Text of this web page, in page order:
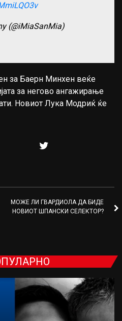
(@iMiaSanMia)
за Баерн Минхен веќе
за негово ангажирање
Новиот Лука Модриќ ќе
МОЖЕ ЛИ ГВАРДИОЛА ДА БИДЕ
НОВИОТ ШПАНСКИ СЕЛЕКТОР?